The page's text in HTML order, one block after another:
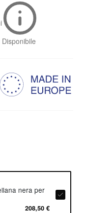
Disponibile
nera per
208,50 €